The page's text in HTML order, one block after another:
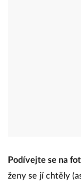
Podívejte se na
ženy se jí chtěly